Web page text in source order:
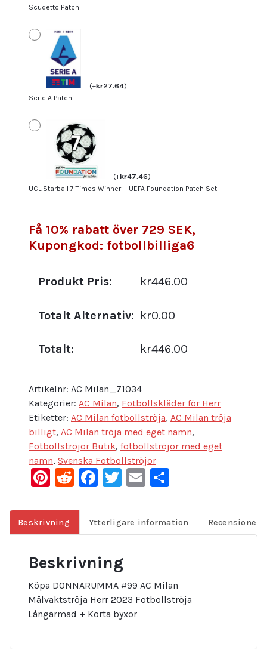
Scudetto Patch
(+kr27.64)
Serie A Patch
(+kr47.46)
UCL Starball 7 Times Winner + UEFA Foundation Patch Set
Få 10% rabatt över 729 SEK,
Kupongkod: fotbollbilliga6
Produkt Pris: kr446.00
Totalt Alternativ: kr0.00
Totalt: kr446.00
Artikelnr: AC Milan_71034
Kategorier: AC Milan, Fotbollskläder för Herr
Etiketter: AC Milan fotbollströja, AC Milan tröja
billigt, AC Milan tröja med eget namn,
Fotbollströjor Butik, fotbollströjor med eget
namn, Svenska Fotbollströjor
Pinterest
Reddit
Facebook
Twitter
Email
Beskrivning Ytterligare information Recensioner
Beskrivning
Köpa DONNARUMMA #99 AC Milan
Målvaktströja Herr 2023 Fotbollströja
Långärmad + Korta byxor